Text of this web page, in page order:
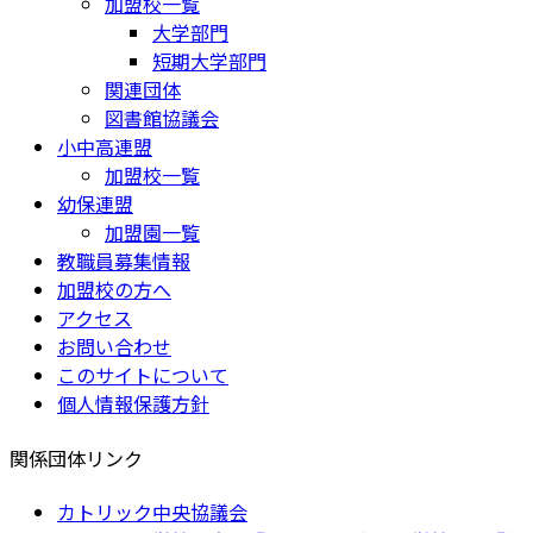
大学部門
短期大学部門
関連団体
図書館協議会
小中高連盟
加盟校一覧
幼保連盟
加盟園一覧
教職員募集情報
加盟校の方へ
アクセス
お問い合わせ
このサイトについて
個人情報保護方針
関係団体リンク
カトリック中央協議会